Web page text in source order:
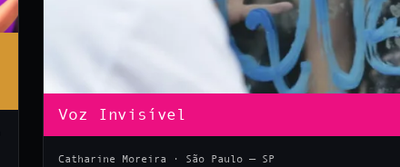
Voz Invisível
Catharine Moreira · São Paulo — SP